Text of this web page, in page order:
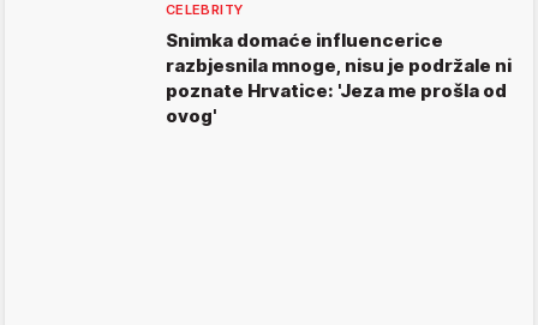
CELEBRITY
Snimka domaće influencerice
razbjesnila mnoge, nisu je podržale ni
poznate Hrvatice: 'Jeza me prošla od
ovog'